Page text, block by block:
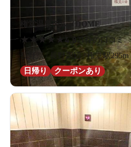
権堂温泉テルメDOME
★ ★★★ ★ 4.821件の口コミ
長野県 / 長野周辺 / 権堂駅295m
日帰り
クーポンあり